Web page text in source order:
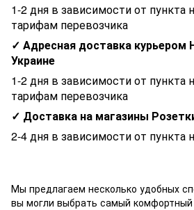
1-2 дня в зависимости от пункта
тарифам перевозчика
✓ Адресная доставка курьером
Украине
1-2 дня в зависимости от пункта
тарифам перевозчика
✓ Доставка на магазины
2-4 дня в зависимости от пункта
Мы предлагаем несколько удобных
вы могли выбрать самый комфортный